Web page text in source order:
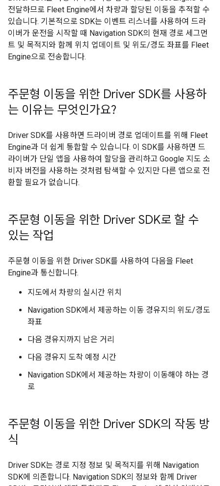
전달하므로 Fleet Engine에서 차량과 할당된 이동을 추적할 수
있습니다. 기본적으로 SDK는 이벤트 리스너를 사용하여 드라
이버가 운전을 시작할 때 Navigation SDK의 현재 경로 세그먼
트 및 목적지와 함께 위치 업데이트 및 위도/경도 좌표를 Fleet
Engine으로 전송합니다.
주문형 이동을 위한 Driver SDK를 사용하
는 이유는 무엇인가요?
Driver SDK를 사용하면 드라이버 경로 업데이트를 위해 Fleet
Engine과 더 쉽게 통합할 수 있습니다. 이 SDK를 사용하면 드
라이버가 단일 앱을 사용하여 할당을 관리하고 Google 지도 소
비자 버전을 사용하는 것처럼 탐색할 수 있지만 다른 앱으로 전
환할 필요가 없습니다.
주문형 이동을 위한 Driver SDK로 할 수
있는 작업
주문형 이동을 위한 Driver SDK를 사용하여 다음을 Fleet
Engine과 통신합니다.
지도에서 차량의 실시간 위치
Navigation SDK에서 제공하는 이동 경유지의 위도/경도
좌표
다음 경유지까지 남은 거리
다음 경유지 도착 예정 시간
Navigation SDK에서 제공하는 차량이 이동해야 하는 경
로
주문형 이동을 위한 Driver SDK의 작동 방
식
Driver SDK는 경로 지정 정보 및 목적지를 위해 Navigation
SDK에 의존합니다. Navigation SDK의 정보와 함께 Driver